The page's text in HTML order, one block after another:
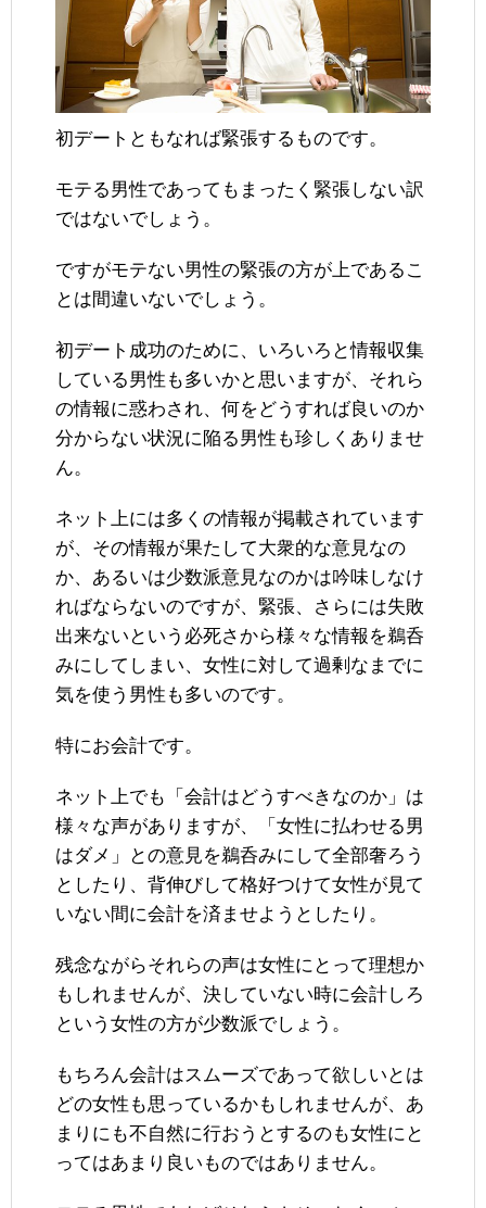
初デートともなれば緊張するものです。
モテる男性であってもまったく緊張しない訳
ではないでしょう。
ですがモテない男性の緊張の方が上であるこ
とは間違いないでしょう。
初デート成功のために、いろいろと情報収集
している男性も多いかと思いますが、それら
の情報に惑わされ、何をどうすれば良いのか
分からない状況に陥る男性も珍しくありませ
ん。
ネット上には多くの情報が掲載されています
が、その情報が果たして大衆的な意見なの
か、あるいは少数派意見なのかは吟味しなけ
ればならないのですが、緊張、さらには失敗
出来ないという必死さから様々な情報を鵜呑
みにしてしまい、女性に対して過剰なまでに
気を使う男性も多いのです。
特にお会計です。
ネット上でも「会計はどうすべきなのか」は
様々な声がありますが、「女性に払わせる男
はダメ」との意見を鵜呑みにして全部奢ろう
としたり、背伸びして格好つけて女性が見て
いない間に会計を済ませようとしたり。
残念ながらそれらの声は女性にとって理想か
もしれませんが、決していない時に会計しろ
という女性の方が少数派でしょう。
もちろん会計はスムーズであって欲しいとは
どの女性も思っているかもしれませんが、あ
まりにも不自然に行おうとするのも女性にと
ってはあまり良いものではありません。